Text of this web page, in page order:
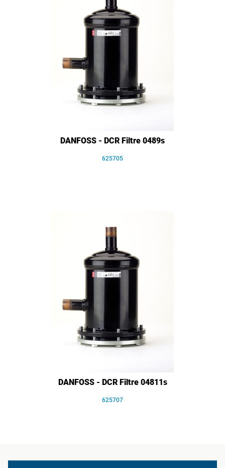
DANFOSS - DCR Filtre 0489s
625705
DANFOSS - DCR Filtre 04811s
625707